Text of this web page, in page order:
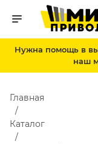
Нужна помощь в
наш
Главная
Каталог